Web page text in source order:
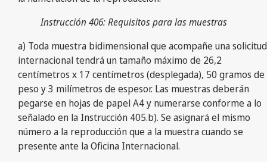
Instrucción 406: Requisitos para las muestras
a) Toda muestra bidimensional que acompañe una solicitud
internacional tendrá un tamaño máximo de 26,2
centímetros x 17 centímetros (desplegada), 50 gramos de
peso y 3 milímetros de espesor. Las muestras deberán
pegarse en hojas de papel A4 y numerarse conforme a lo
señalado en la Instrucción 405.b). Se asignará el mismo
número a la reproducción que a la muestra cuando se
presente ante la Oficina Internacional.